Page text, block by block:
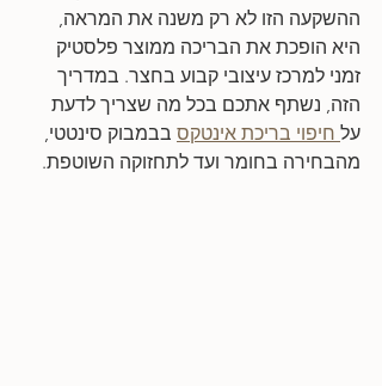
ההשקעה הזו לא רק משנה את המראה,
היא הופכת את הבריכה ממוצר פלסטיק
זמני למרכז עיצובי קבוע בחצר. במדריך
הזה, נשתף אתכם בכל מה שצריך לדעת
על חיפוי בריכת אינטקס בבמבוק סינטטי,
מהבחירה בחומר ועד לתחזוקה השוטפת.